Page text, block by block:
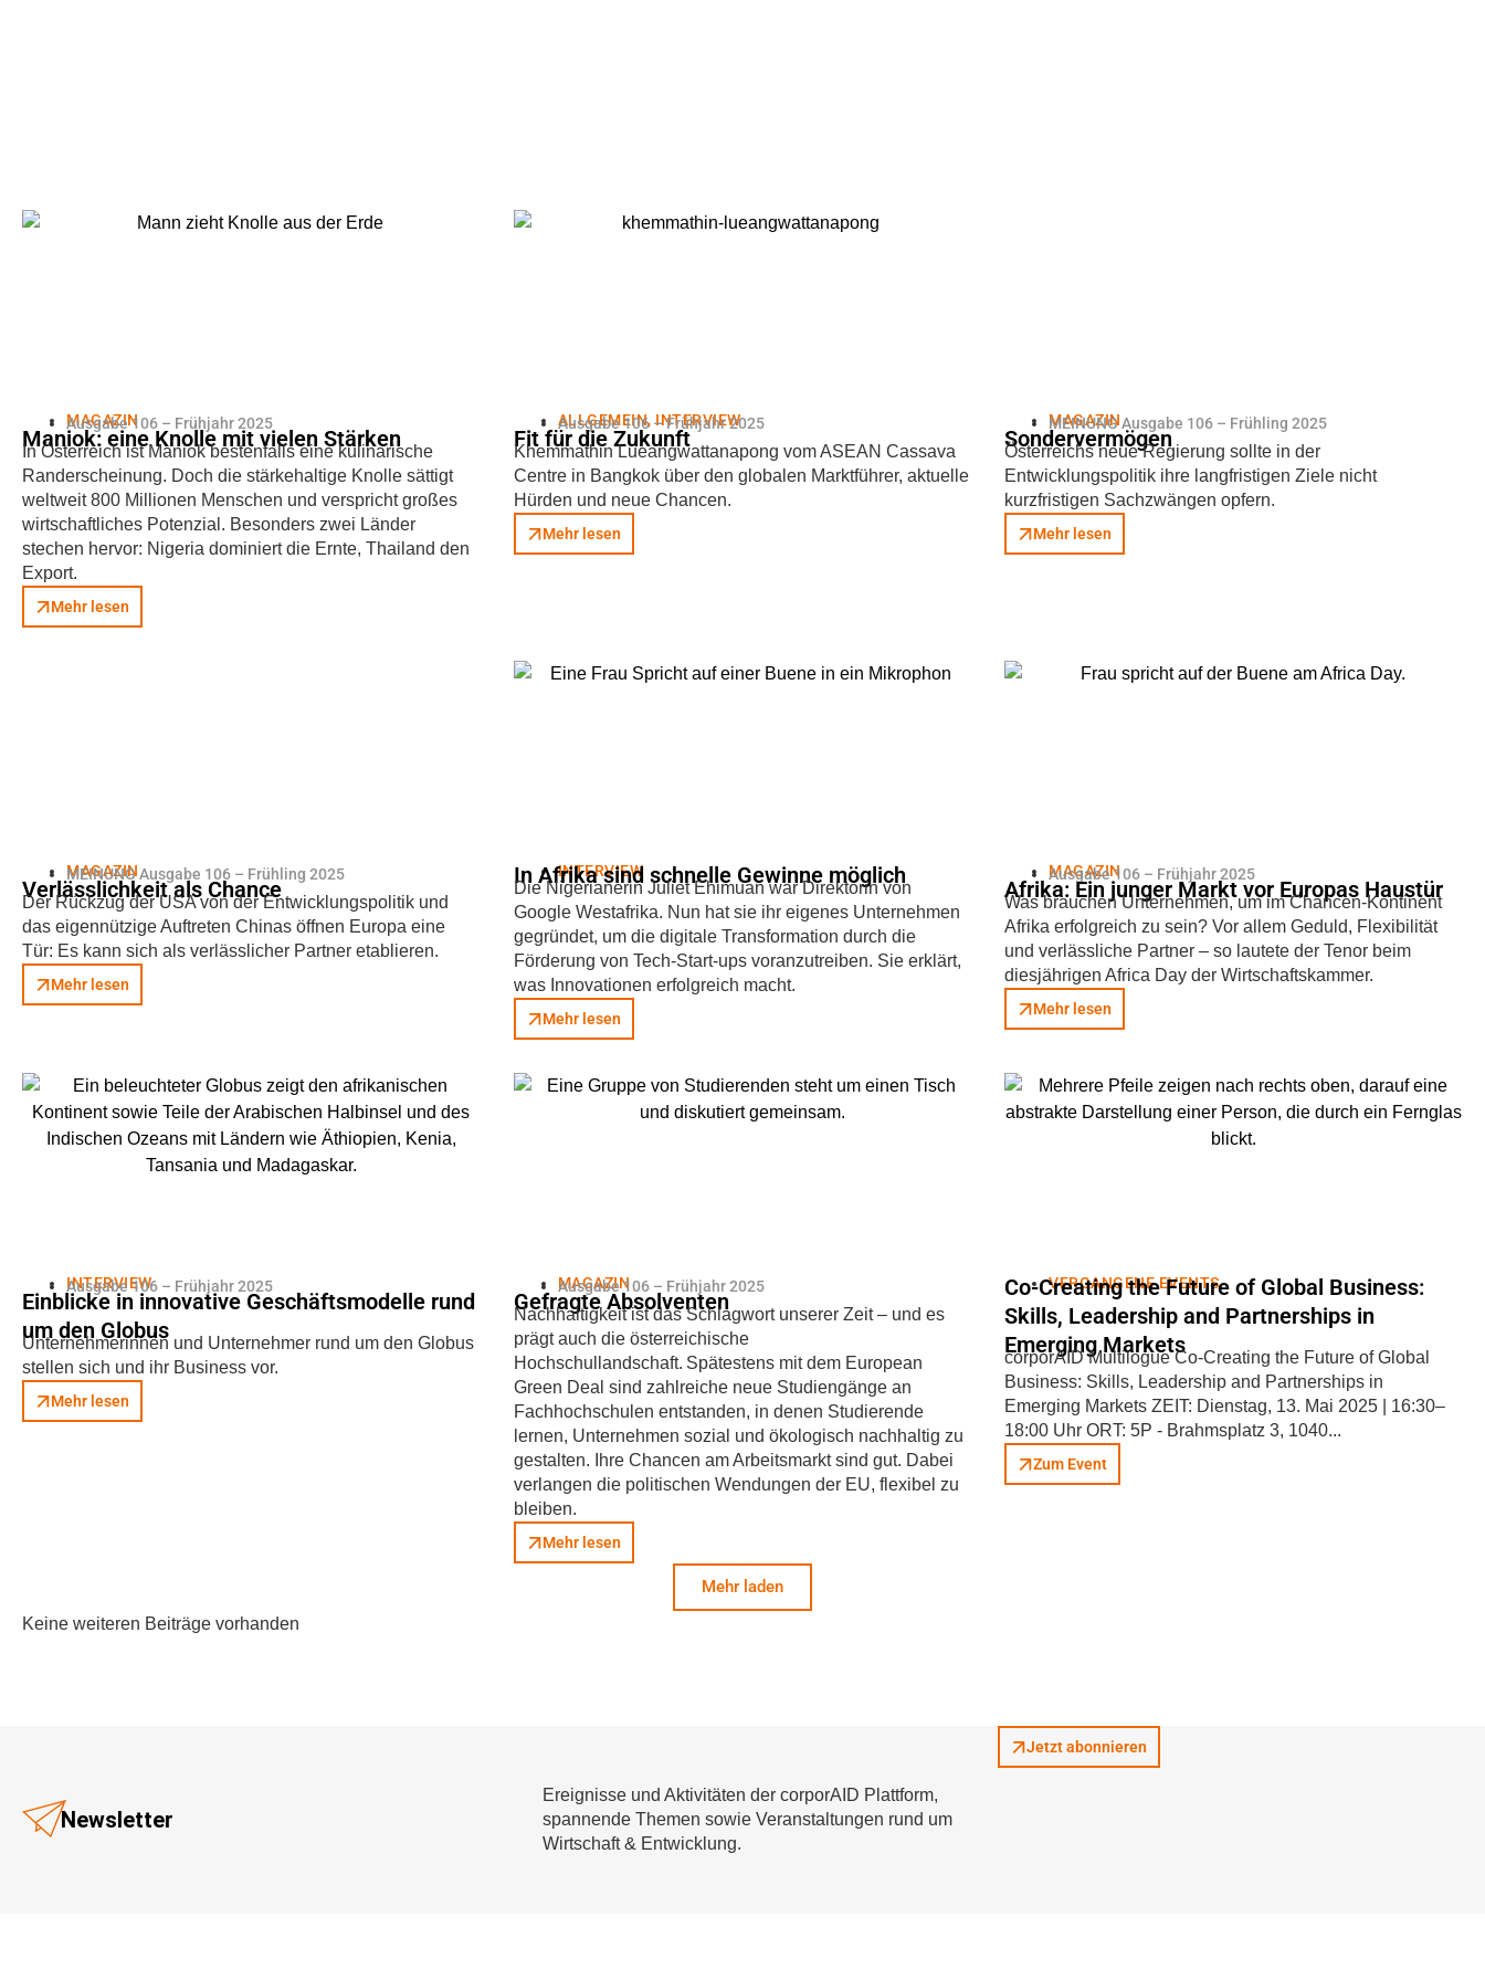
MAGAZIN
Ausgabe 106 – Frühjahr 2025
Maniok: eine Knolle mit vielen Stärken
In Österreich ist Maniok bestenfalls eine kulinarische
Randerscheinung. Doch die stärkehaltige Knolle sättigt
weltweit 800 Millionen Menschen und verspricht großes
wirtschaftliches Potenzial. Besonders zwei Länder
stechen hervor: Nigeria dominiert die Ernte, Thailand den
Export.
Mehr lesen
ALLGEMEIN,INTERVIEW
Ausgabe 106 – Frühjahr 2025
Fit für die Zukunft
Khemmathin Lueangwattanapong vom ASEAN Cassava
Centre in Bangkok über den globalen Marktführer, aktuelle
Hürden und neue Chancen.
Mehr lesen
MAGAZIN
MEINUNG Ausgabe 106 – Frühling 2025
Sondervermögen
Österreichs neue Regierung sollte in der
Entwicklungspolitik ihre langfristigen Ziele nicht
kurzfristigen Sachzwängen opfern.
Mehr lesen
MAGAZIN
MEINUNG Ausgabe 106 – Frühling 2025
Verlässlichkeit als Chance
Der Rückzug der USA von der Entwicklungspolitik und
das eigennützige Auftreten Chinas öffnen Europa eine
Tür: Es kann sich als verlässlicher Partner etablieren.
Mehr lesen
INTERVIEW
In Afrika sind schnelle Gewinne möglich
Die Nigerianerin Juliet Ehimuan war Direktorin von
Google Westafrika. Nun hat sie ihr eigenes Unternehmen
gegründet, um die digitale Transformation durch die
Förderung von Tech-Start-ups voranzutreiben. Sie erklärt,
was Innovationen erfolgreich macht.
Mehr lesen
MAGAZIN
Ausgabe 106 – Frühjahr 2025
Afrika: Ein junger Markt vor Europas Haustür
Was brauchen Unternehmen, um im Chancen-Kontinent
Afrika erfolgreich zu sein? Vor allem Geduld, Flexibilität
und verlässliche Partner – so lautete der Tenor beim
diesjährigen Africa Day der Wirtschaftskammer.
Mehr lesen
INTERVIEW
Ausgabe 106 – Frühjahr 2025
Einblicke in innovative Geschäftsmodelle rund
um den Globus
Unternehmerinnen und Unternehmer rund um den Globus
stellen sich und ihr Business vor.
Mehr lesen
MAGAZIN
Ausgabe 106 – Frühjahr 2025
Gefragte Absolventen
Nachhaltigkeit ist das Schlagwort unserer Zeit – und es
prägt auch die österreichische
Hochschullandschaft. Spätestens mit dem European
Green Deal sind zahlreiche neue Studiengänge an
Fachhochschulen entstanden, in denen Studierende
lernen, Unternehmen sozial und ökologisch nachhaltig zu
gestalten. Ihre Chancen am Arbeitsmarkt sind gut. Dabei
verlangen die politischen Wendungen der EU, flexibel zu
bleiben.
Mehr lesen
VERGANGENE EVENTS
Co-Creating the Future of Global Business:
Skills, Leadership and Partnerships in
Emerging Markets
corporAID Multilogue Co-Creating the Future of Global
Business: Skills, Leadership and Partnerships in
Emerging Markets ZEIT: Dienstag, 13. Mai 2025 | 16:30–
18:00 Uhr ORT: 5P - Brahmsplatz 3, 1040...
Zum Event
Mehr laden
Keine weiteren Beiträge vorhanden
Newsletter
Ereignisse und Aktivitäten der corporAID Plattform,
spannende Themen sowie Veranstaltungen rund um
Wirtschaft & Entwicklung.
Jetzt abonnieren